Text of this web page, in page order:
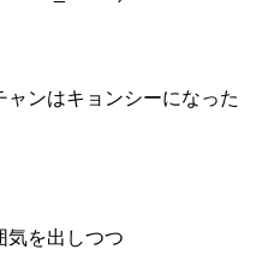
ンはキョンシーになった
気を出しつつ